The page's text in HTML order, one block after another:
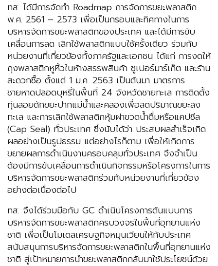
ทส. ได้มีการจัดทำ Roadmap การจัดการขยะพลาสติก
พ.ศ. 2561 – 2573 เพื่อเป็นกรอบและทิศทางในการ
บริหารจัดการขยะพลาสติกของประเทศ และได้มีการขับ
เคลื่อนการลด เลิกใช้พลาสติกแบบใช้ครั้งเดียว ร่วมกับ
หน่วยงานที่เกี่ยวข้องทั้งภาครัฐและเอกชน ได้แก่ การงดให้
ถุงพลาสติกหูหิ้วในห้างสรรพสินค้า ซูเปอร์มาร์เก็ต และร้าน
สะดวกซื้อ ตั้งแต่ 1 ม.ค. 2563 เป็นต้นมา มาตรการ
ชายหาดปลอดบุหรี่ในพื้นที่ 24 จังหวัดชายทะเล การติดตั้ง
ทุ่นลอยดักขยะปากแม่น้ำและคลองเพื่อลดปริมาณขยะลง
ทะเล และการเลิกใช้พลาสติกหุ้มฝาขวดน้ำดื่มหรือแคปซีล
(Cap Seal) ทั่วประเทศ ซึ่งนับได้ว่า ประสบผลสำเร็จเกิด
ผลอย่างเป็นรูปธรรม แต่อย่างไรก็ตาม เพื่อให้เกิดการ
ขยายผลการดำเนินงานครอบคลุมทั่วประเทศ จึงจำเป็น
ต้องมีการขับเคลื่อนการดำเนินกิจกรรมหรือโครงการในการ
บริหารจัดการขยะพลาสติกร่วมกับหน่วยงานที่เกี่ยวข้อง
อย่างต่อเนื่องต่อไป
ทส. จึงได้ร่วมมือกับ GC ดำเนินโครงการต้นแบบการ
บริหารจัดการขยะพลาสติกครบวงจรในพื้นที่อุทยานแห่ง
ชาติ เพื่อเป็นโมเดลเศรษฐกิจหมุนเวียนให้กับประเทศ
สนับสนุนการบริหารจัดการขยะพลาสติกในพื้นที่อุทยานแห่ง
ชาติ สู่เป้าหมายการนำขยะพลาสติกกลับมาใช้ประโยชน์ด้วย